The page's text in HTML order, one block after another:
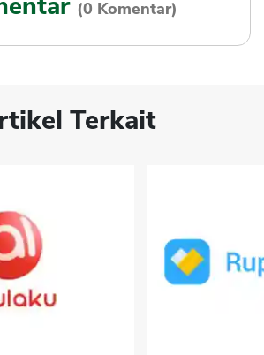
(0 Komentar)
Terkait